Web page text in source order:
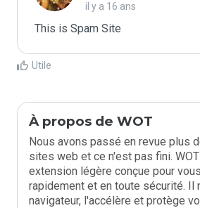
il y a 16 ans
This is Spam Site
Utile
À propos de WOT
Nous avons passé en revue plus
sites web et ce n'est pas fini.
extension légère conçue pour
rapidement et en toute sécurité. Il
navigateur, l'accélère et protège